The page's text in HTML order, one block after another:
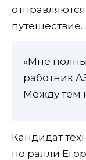
путешествие.
«Мне
работник
Между тем
Кандидат
по ралли